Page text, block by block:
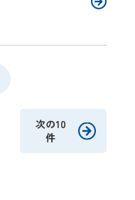
次の10
件